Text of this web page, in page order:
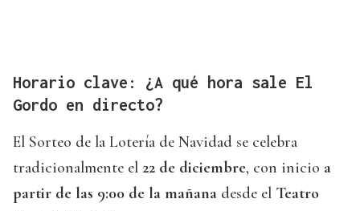
Horario clave: ¿A qué hora sale El
Gordo en directo?
El Sorteo de la Lotería de Navidad se celebra
tradicionalmente el 22 de diciembre, con inicio a
partir de las 9:00 de la mañana desde el Teatro